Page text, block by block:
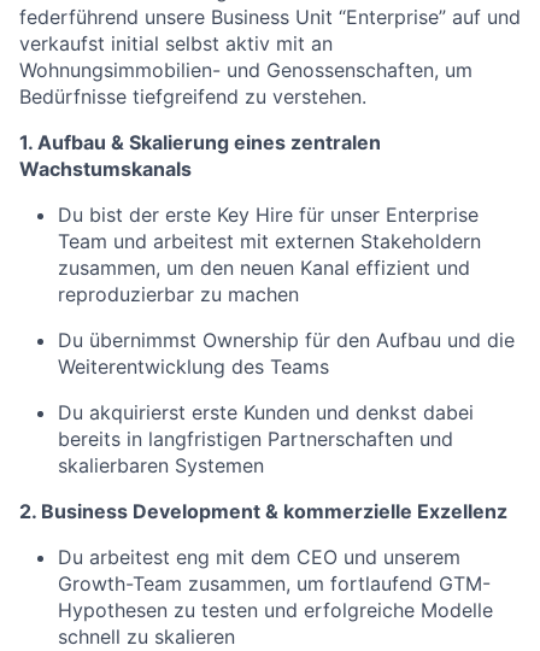
federführend unsere Business Unit “Enterprise” auf und
verkaufst initial selbst aktiv mit an
Wohnungsimmobilien- und Genossenschaften, um
Bedürfnisse tiefgreifend zu verstehen.
1. Aufbau & Skalierung eines zentralen
Wachstumskanals
Du bist der erste Key Hire für unser Enterprise
Team und arbeitest mit externen Stakeholdern
zusammen, um den neuen Kanal effizient und
reproduzierbar zu machen
Du übernimmst Ownership für den Aufbau und die
Weiterentwicklung des Teams
Du akquirierst erste Kunden und denkst dabei
bereits in langfristigen Partnerschaften und
skalierbaren Systemen
2. Business Development & kommerzielle Exzellenz
Du arbeitest eng mit dem CEO und unserem
Growth-Team zusammen, um fortlaufend GTM-
Hypothesen zu testen und erfolgreiche Modelle
schnell zu skalieren